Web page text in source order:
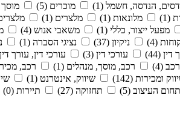
הנדסה, חשמל (1) מוכרים (5) מוסך
(1) מלונאות (1) מלצרים (1)
מפעל ייצור, כללי (1) משאבי אנוש (4)
(4) ניקיון (37) נציגי הסברה (1)
(44) עורכי דין (3) עורכי דין, עורך דין
רכב (4) רכב, מוסך, מנהלים (1) רכב,
ומכירות (142) שיווק, אינטרנט (1)
תחום העיצוב (5) תחזוקה (27) תיירות (0)